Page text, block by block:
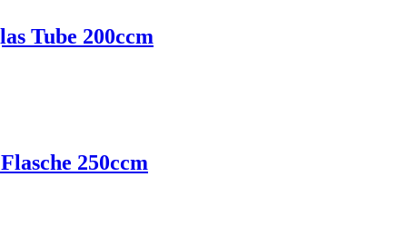
Tube 200ccm
250ccm